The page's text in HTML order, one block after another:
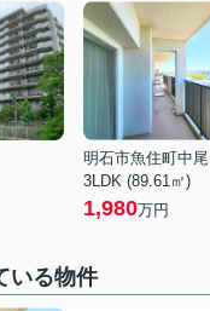
明石市魚住町中尾
3LDK (89.61㎡)
1,980万円
いる物件